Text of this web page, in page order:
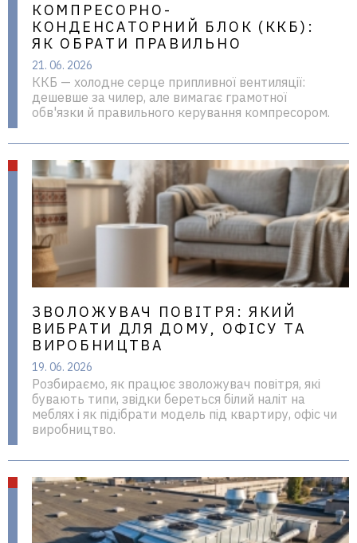
КОМПРЕСОРНО-
КОНДЕНСАТОРНИЙ БЛОК (ККБ):
ЯК ОБРАТИ ПРАВИЛЬНО
21. 06. 2026
ККБ — холодне серце припливної вентиляції:
дешевше за чилер, але вимагає грамотної
обв'язки й правильного керування компресором.
ЗВОЛОЖУВАЧ ПОВІТРЯ: ЯКИЙ
ВИБРАТИ ДЛЯ ДОМУ, ОФІСУ ТА
ВИРОБНИЦТВА
19. 06. 2026
Розбираємо, як працює зволожувач повітря, які
бувають типи, звідки береться білий наліт на
меблях і як підібрати модель під квартиру, офіс чи
виробництво.